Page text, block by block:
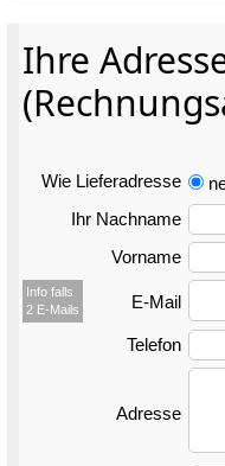
Ihre
Wie Liefer­adresse
Ihr Nachname
Vorname
Info falls
2 E-Mails
E-Mail
Telefon
Adresse